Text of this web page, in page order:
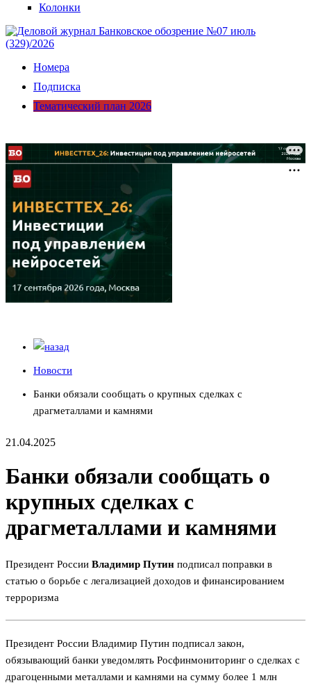
Колонки
Номера
Подписка
Тематический план 2026
Новости
Банки обязали сообщать о крупных сделках с
драгметаллами и камнями
21.04.2025
Банки обязали сообщать о
крупных сделках с
драгметаллами и камнями
Президент России Владимир Путин подписал поправки в
статью о борьбе с легализацией доходов и финансированием
терроризма
Президент России Владимир Путин подписал закон,
обязывающий банки уведомлять Росфинмониторинг о сделках с
драгоценными металлами и камнями на сумму более 1 млн